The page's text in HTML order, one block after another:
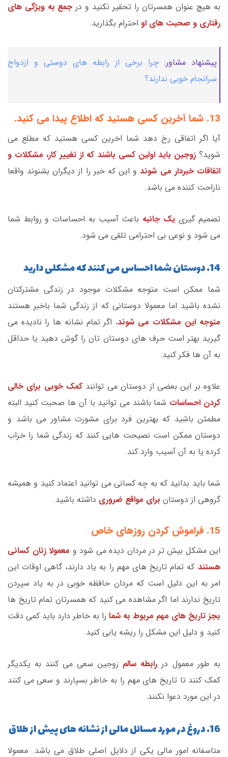
به هیچ عنوان همسرتان را تحقیر نکنید و در جمع به ویژگی های
رفتاری و صحبت های او احترام بگذارید.
پیشنهاد مشاور: چرا برخی از رابطه های دوستی و ازدواج
سرانجام خوبی ندارند؟
13. شما آخرین کسی هستید که اطلاع پیدا می کنید.
آیا اگر اتفاقی رخ دهد شما اخرین کسی هستید که مطلع می
شوید؟ زوجین باید اولین کسی باشند که از تغییر کار، مشکلات و
اتفاقات خبردار می شوند و این که خبر را از دیگران بشنوند واقعا
ناراحت کننده می باشد.
تصمیم گیری یک جانبه باعث آسیب به احساسات و روابط شما
می شود و نوعی بی احترامی تلقی می شود.
14. دوستان شما احساس می کنند که مشکلی دارید
شما ممکن است متوجه مشکلات موجود در زندگی مشترکتان
نشده باشید اما معمولا دوستانی که از زندگی شما باخبر هستند
متوجه این مشکلات می شوند. اگر تمام نشانه ها را نادیده می
گیرید بهتر است حرف های دوستان تان را گوش دهید یا حداقل
به آن ها فکر کنید.
علاوه بر این بعضی از دوستان می توانند کمک خوبی برای خالی
کردن احساسات شما باشند می توانید با آن ها صحبت کنید البته
مطمئن باشید که بهترین فرد برای مشورت مشاور می باشد و
دوستان ممکن است نصیحت هایی کنند که زندگی شما را خراب
کرده یا به آن آسیب وارد کند.
شما باید بدانید که به چه کسانی می توانید اعتماد کنید و همیشه
گروهی از دوستان برای مواقع ضروری داشته باشید.
15. فراموش کردن روزهای خاص
این مشکل بیش تر در مردان دیده می شود و معمولا زنان کسانی
هستند که تمام تاریخ های مهم را به یاد دارند، گاهی اوقات این
امر به این دلیل است که مردان حافظه خوبی در به یاد سپردن
تاریخ ندارند اما اگر مشاهده می کنید که همسرتان تمام تاریخ ها
بجز تاریخ های مهم مربوط به شما را به خاطر دارد باید کمی دقت
کنید و دلیل این مشکل را ریشه یابی کنید.
به طور معمول در رابطه سالم زوجین سعی می کنند به یکدیگر
کمک کنند تا تاریخ های مهم را به خاطر بسپارند و سعی می کنند
در این مورد دعوا نکنند.
16. دروغ در مورد مسائل مالی از نشانه های پیش از طلاق
متاسفانه امور مالی یکی از دلایل اصلی طلاق می باشد. معمولا